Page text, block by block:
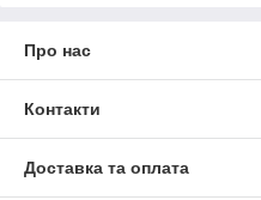
Про нас
Контакти
Доставка та оплата